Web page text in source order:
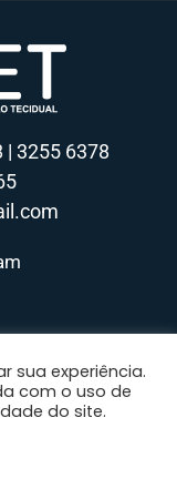
| 3255 6378
© 2026 Todos os
sua experiência.
com o uso de
do site.